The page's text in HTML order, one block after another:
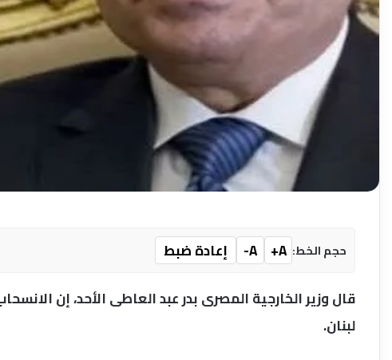
حجم الخط: A+
A-
إعادة ضبط
قال وزير الخارجية المصرى بدر عبد العاطى الأحد، إن
لبنان.